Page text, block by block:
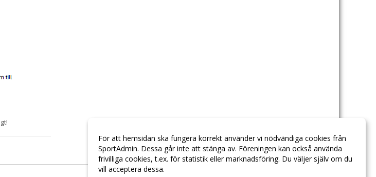
För att hemsidan ska fungera korrekt använder vi nödvändiga cookies från
SportAdmin. Dessa går inte att stänga av. Föreningen kan också använda
frivilliga cookies, t.ex. för statistik eller marknadsföring. Du väljer själv om du
vill acceptera dessa.